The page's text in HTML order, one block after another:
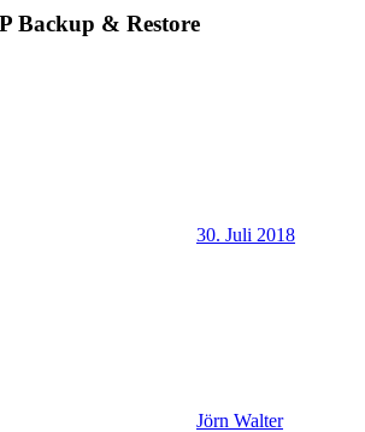
Backup & Restore
30. Juli 2018
Jörn Walter